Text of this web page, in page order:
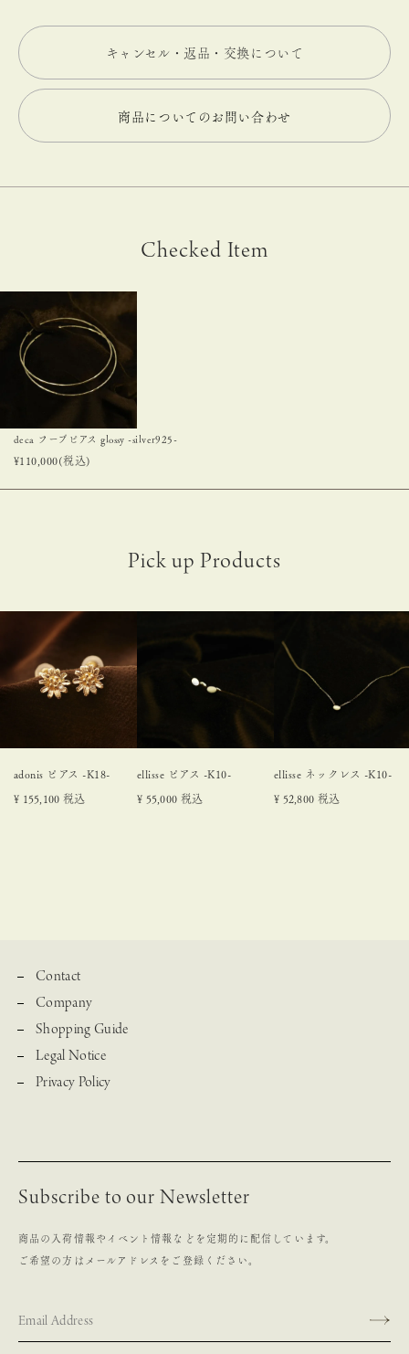
キャンセル・返品・交換について
商品についてのお問い合わせ
Checked Item
deca フープピアス glossy -silver925-
¥110,000(税込)
adonis ピアス -K18-
¥ 155,100 税込
ellisse ピアス -K10-
¥ 55,000 税込
ellisse ネックレス -K10-
¥ 52,800 税込
Subscribe to our Newsletter
商品の入荷情報やイベント情報などを定期的に配信しています。
ご希望の方はメールアドレスをご登録ください。
Contact
Company
Shopping Guide
Legal Notice
Privacy Policy